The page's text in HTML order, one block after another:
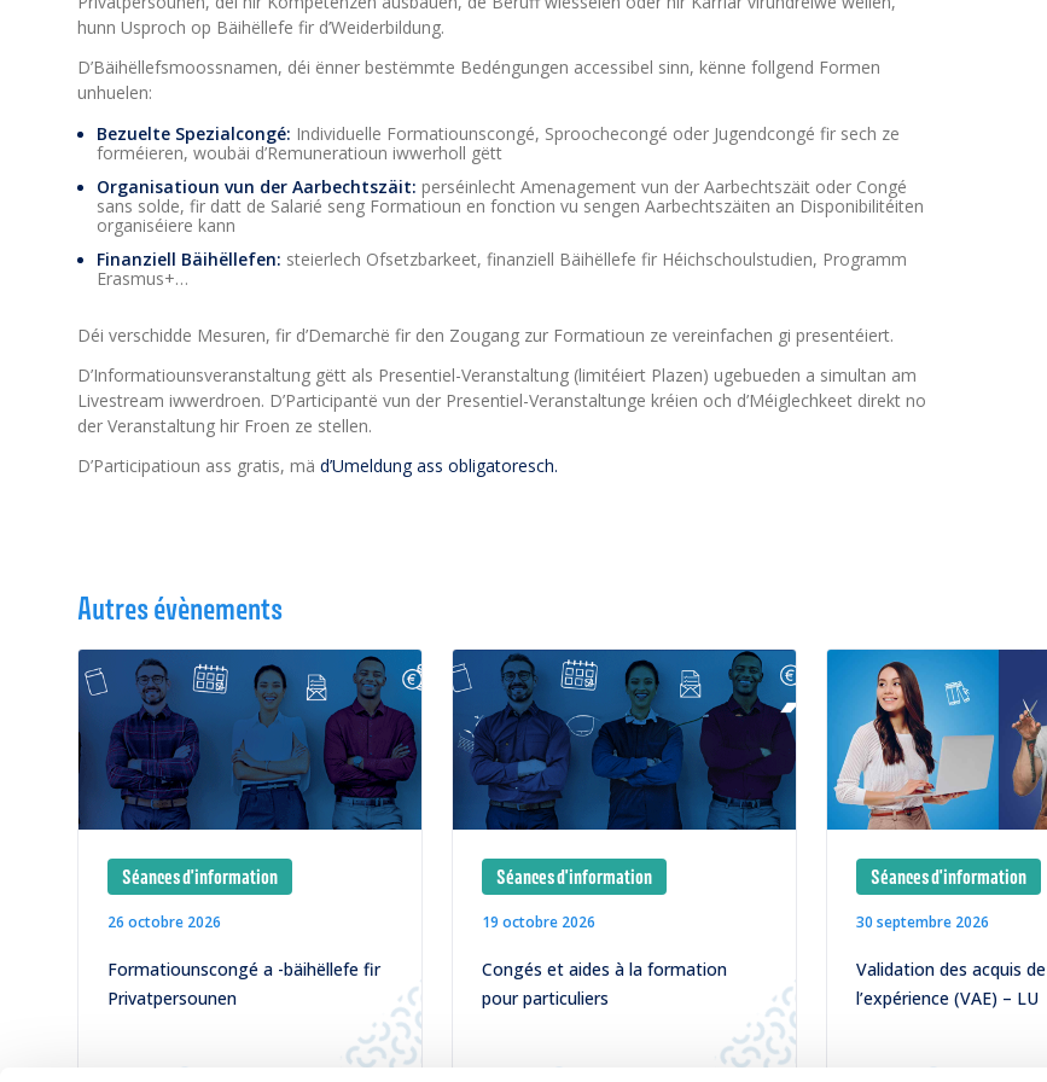
hunn Usproch op Bäihëllefe fir d’Weiderbildung.
D’Bäihëllefsmoossnamen, déi ënner bestëmmte Bedéngungen accessibel sinn, kënne follgend Formen
unhuelen:
Bezuelte Spezialcongé: Individuelle Formatiounscongé, Sproochecongé oder Jugendcongé fir sech ze
forméieren, woubäi d’Remuneratioun iwwerholl gëtt
Organisatioun vun der Aarbechtszäit: perséinlecht Amenagement vun der Aarbechtszäit oder Congé
sans solde, fir datt de Salarié seng Formatioun en fonction vu sengen Aarbechtszäiten an Disponibilitéiten
organiséiere kann
Finanziell Bäihëllefen: steierlech Ofsetzbarkeet, finanziell Bäihëllefe fir Héichschoulstudien, Programm
Erasmus+…
Déi verschidde Mesuren, fir d’Demarchë fir den Zougang zur Formatioun ze vereinfachen gi presentéiert.
D’Informatiounsveranstaltung gëtt als Presentiel-Veranstaltung (limitéiert Plazen) ugebueden a simultan am
Livestream iwwerdroen. D’Participantë vun der Presentiel-Veranstaltunge kréien och d’Méiglechkeet direkt no
der Veranstaltung hir Froen ze stellen.
D’Participatioun ass gratis, mä d’Umeldung ass obligatoresch.
Autres évènements
Séances d'information
26 octobre 2026
Formatiounscongé a -bäihëllefe fir
Privatpersounen
Séances d'information
19 octobre 2026
Congés et aides à la formation
pour particuliers
Séances d'information
30 septembre 2026
Validation des acquis de
l’expérience (VAE) – LU